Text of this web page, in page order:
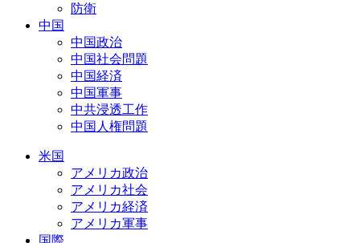
防衛
中国
中国政治
中国社会問題
中国経済
中国軍事
中共浸透工作
中国人権問題
米国
アメリカ政治
アメリカ社会
アメリカ経済
アメリカ軍事